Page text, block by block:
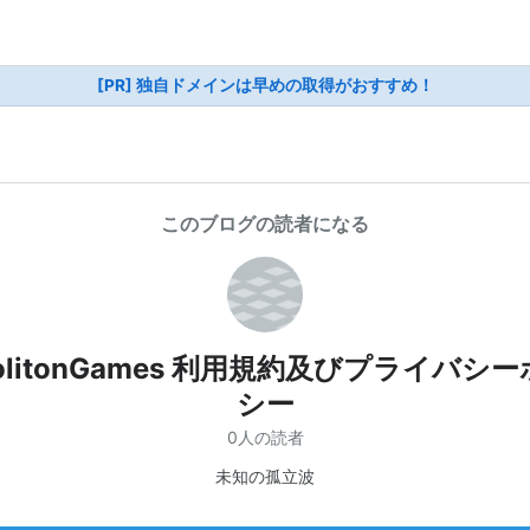
[PR] 独自ドメインは早めの取得がおすすめ！
このブログの読者になる
利用規約及びプライバシー
シー
0人の読者
未知の孤立波